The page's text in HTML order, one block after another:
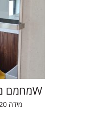
מחמם מגבות דגם מראה 600W
מידה 60/120 מחמם גם את החדר